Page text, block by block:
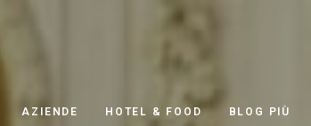
AZIENDE HOTEL & FOOD BLOG PIÙ